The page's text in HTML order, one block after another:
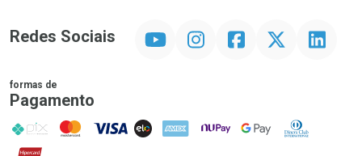
Redes Sociais InstagramFacebookTwitter Linkedin
formas de
Pagamento
PIX MasterCard
VISA ELO AMEX NuPay Google PayDiners Club
Hipercard